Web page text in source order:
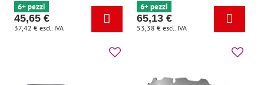
6+ pezzi
45,65 €
37,42 € escl. IVA
6+ pezzi
65,13 €
53,38 € escl. IVA